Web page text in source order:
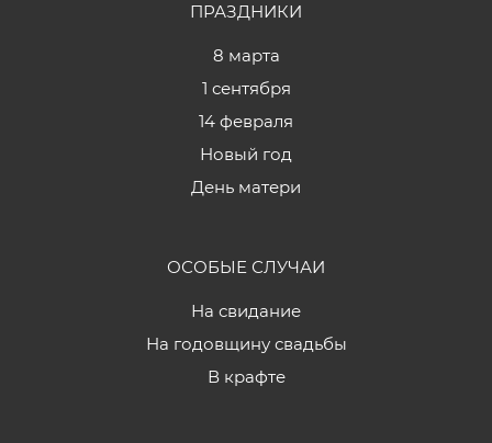
ПРАЗДНИКИ
8 марта
1 сентября
14 февраля
Новый год
День матери
ОСОБЫЕ СЛУЧАИ
На свидание
На годовщину свадьбы
В крафте